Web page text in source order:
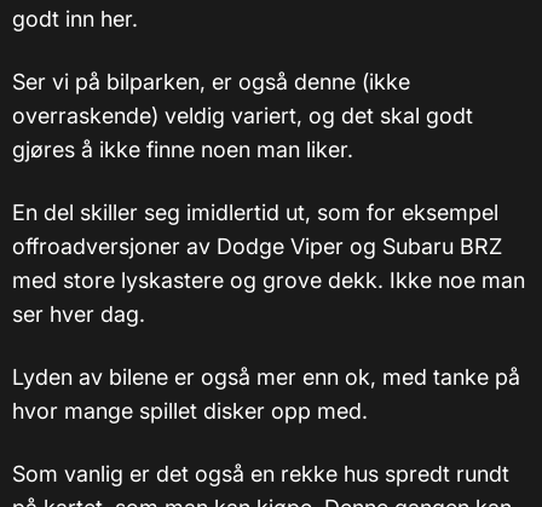
godt inn her.
Ser vi på bilparken, er også denne (ikke
overraskende) veldig variert, og det skal godt
gjøres å ikke finne noen man liker.
En del skiller seg imidlertid ut, som for eksempel
offroadversjoner av Dodge Viper og Subaru BRZ
med store lyskastere og grove dekk. Ikke noe man
ser hver dag.
Lyden av bilene er også mer enn ok, med tanke på
hvor mange spillet disker opp med.
Som vanlig er det også en rekke hus spredt rundt